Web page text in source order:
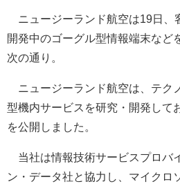
ニュージーランド航空は19日、
開発中のゴーグル型情報端末など
次の通り。
ニュージーランド航空は、テク
型機内サービスを研究・開発して
を公開しました。
当社は情報技術サービスプロバ
ン・データ社と協力し、マイクロ